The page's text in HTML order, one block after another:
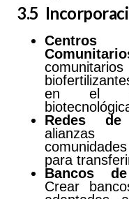
3.5
Centros
en el
Redes
alianzas
para
Bancos
Crear